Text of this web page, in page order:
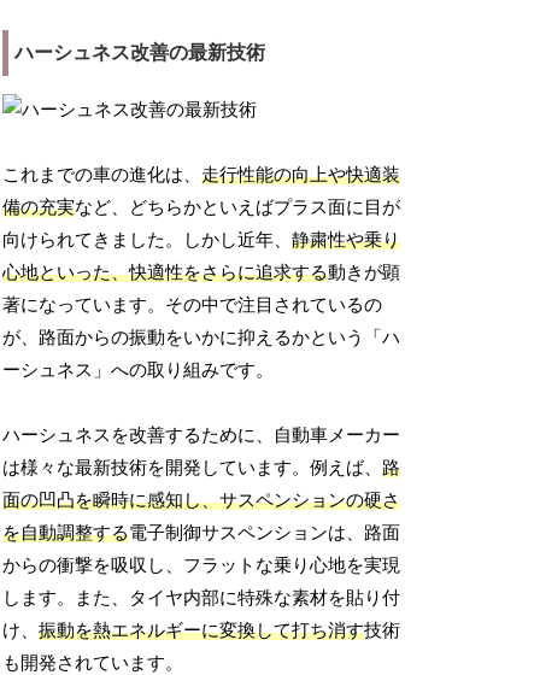
ハーシュネス改善の最新技術
これまでの車の進化は、走行性能の向上や快適装
備の充実など、どちらかといえばプラス面に目が
向けられてきました。しかし近年、静粛性や乗り
心地といった、快適性をさらに追求する動きが顕
著になっています。その中で注目されているの
が、路面からの振動をいかに抑えるかという「ハ
ーシュネス」への取り組みです。
ハーシュネスを改善するために、自動車メーカー
は様々な最新技術を開発しています。例えば、路
面の凹凸を瞬時に感知し、サスペンションの硬さ
を自動調整する電子制御サスペンションは、路面
からの衝撃を吸収し、フラットな乗り心地を実現
します。また、タイヤ内部に特殊な素材を貼り付
け、振動を熱エネルギーに変換して打ち消す技術
も開発されています。